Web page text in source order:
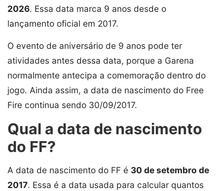
2026. Essa data marca 9 anos desde o
lançamento oficial em 2017.
O evento de aniversário de 9 anos pode ter
atividades antes dessa data, porque a Garena
normalmente antecipa a comemoração dentro do
jogo. Ainda assim, a data de nascimento do Free
Fire continua sendo 30/09/2017.
Qual a data de nascimento
do FF?
A data de nascimento do FF é 30 de setembro de
2017. Essa é a data usada para calcular quantos